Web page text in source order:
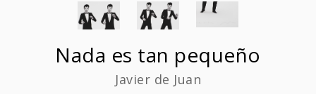
Nada es tan pequeño
Javier de Juan